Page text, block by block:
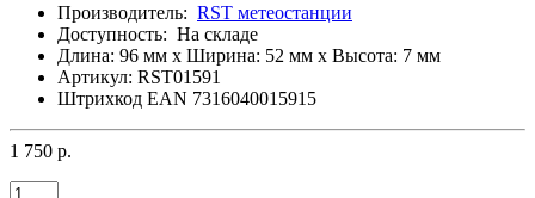
Производитель: RST метеостанции
Доступность: На складе
Длина: 96 мм x Ширина: 52 мм x Высота: 7 мм
Артикул: RST01591
Штрихкод EAN 7316040015915
1 750 р.